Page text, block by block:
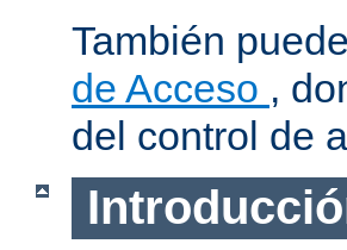
También
de Acceso ,
del control de